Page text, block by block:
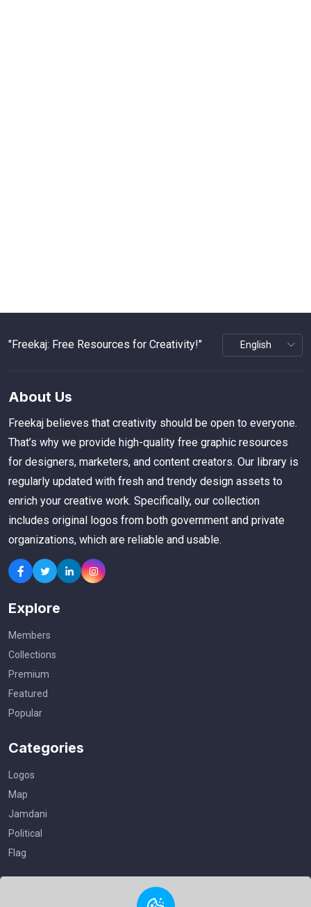
"Freekaj: Free Resources for Creativity!"
About Us
Freekaj believes that creativity should be open to everyone.
That’s why we provide high-quality free graphic resources
for designers, marketers, and content creators. Our library is
regularly updated with fresh and trendy design assets to
enrich your creative work. Specifically, our collection
includes original logos from both government and private
organizations, which are reliable and usable.
Explore
Members
Collections
Premium
Featured
Popular
Categories
Logos
Map
Jamdani
Political
Flag